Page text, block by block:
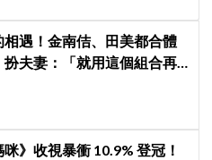
相遇！金南佶、田美都合體
扮夫妻：「就用這個組合再
咪》收視暴衝 10.9% 登冠！